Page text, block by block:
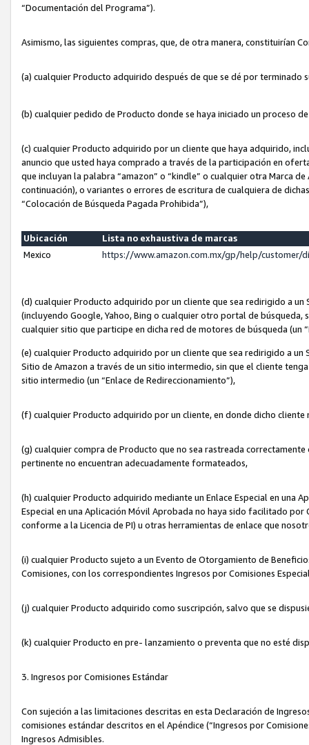
“Documentación del Programa”).
Asimismo, las siguientes compras, que, de otra manera, constituirían
(a) cualquier Producto adquirido después de que se dé por terminado
(b) cualquier pedido de Producto donde se haya iniciado un proceso
(c) cualquier Producto adquirido por un cliente que haya adquirido,
anuncio que usted haya comprado a través de la participación en
que incluyan la palabra “amazon” o “kindle” o cualquier otra Marca
continuación), o variantes o errores de escritura de cualquiera de
“Colocación de Búsqueda Pagada Prohibida”),
Ubicación
Lista no exhaustiva de marcas
Mexico
https://www.amazon.com.mx/gp/help/customer/
(d) cualquier Producto adquirido por un cliente que sea redirigido a
(incluyendo Google, Yahoo, Bing o cualquier otro portal de
cualquier sitio que participe en dicha red de motores de búsqueda (un
(e) cualquier Producto adquirido por un cliente que sea redirigido a un
Sitio de Amazon a través de un sitio intermedio, sin que el cliente
sitio intermedio (un “Enlace de Redireccionamiento”),
(f) cualquier Producto adquirido por un cliente, en donde dicho
(g) cualquier compra de Producto que no sea rastreada
pertinente no encuentran adecuadamente formateados,
(h) cualquier Producto adquirido mediante un Enlace Especial en una
Especial en una Aplicación Móvil Aprobada no haya sido facilitado
conforme a la Licencia de PI) u otras herramientas de enlace que
(i) cualquier Producto sujeto a un Evento de Otorgamiento de
Comisiones, con los correspondientes Ingresos por Comisiones
(j) cualquier Producto adquirido como suscripción, salvo que se
(k) cualquier Producto en pre- lanzamiento o preventa que no esté
3. Ingresos por Comisiones Estándar
Con sujeción a las limitaciones descritas en esta Declaración de
comisiones estándar descritos en el Apéndice (“Ingresos por
Ingresos Admisibles.